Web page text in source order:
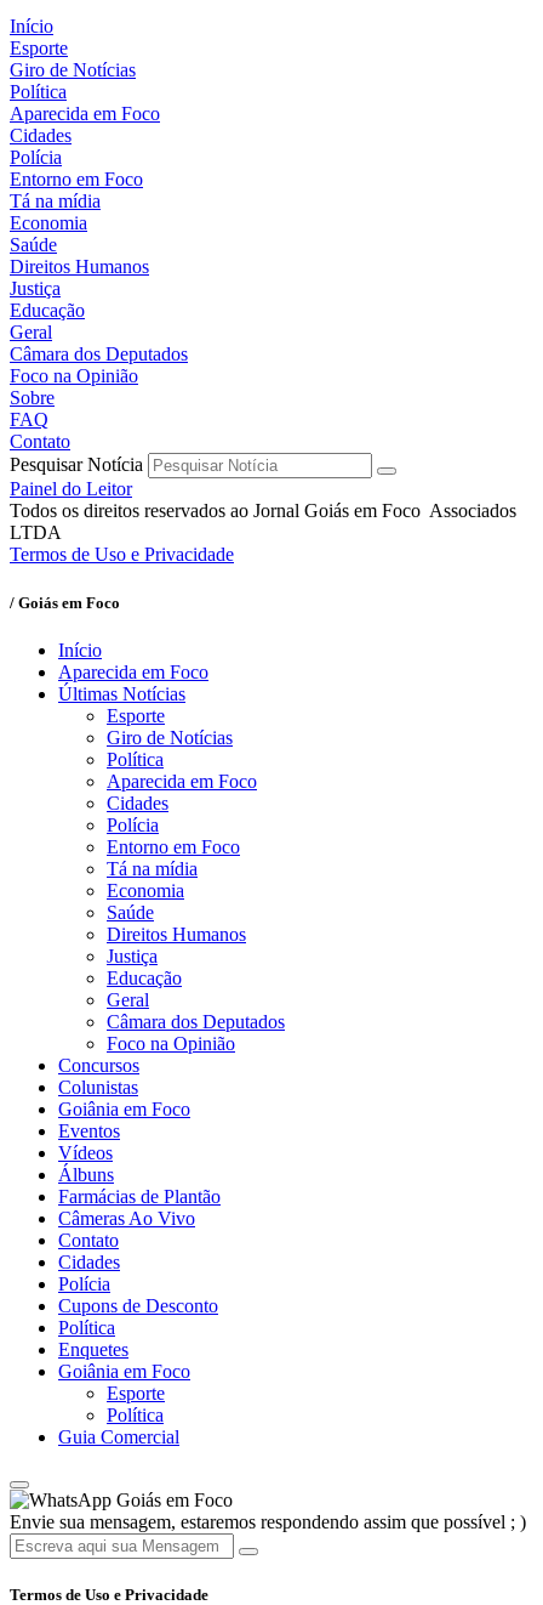
Início
Esporte
Giro de Notícias
Política
Aparecida em Foco
Cidades
Polícia
Entorno em Foco
Tá na mídia
Economia
Saúde
Direitos Humanos
Justiça
Educação
Geral
Câmara dos Deputados
Foco na Opinião
Sobre
FAQ
Contato
Pesquisar Notícia
Painel do Leitor
Todos os direitos reservados ao Jornal Goiás em Foco Associados
LTDA
Termos de Uso e Privacidade
/ Goiás em Foco
Início
Aparecida em Foco
Últimas Notícias
Esporte
Giro de Notícias
Política
Aparecida em Foco
Cidades
Polícia
Entorno em Foco
Tá na mídia
Economia
Saúde
Direitos Humanos
Justiça
Educação
Geral
Câmara dos Deputados
Foco na Opinião
Concursos
Colunistas
Goiânia em Foco
Eventos
Vídeos
Álbuns
Farmácias de Plantão
Câmeras Ao Vivo
Contato
Cidades
Polícia
Cupons de Desconto
Política
Enquetes
Goiânia em Foco
Esporte
Política
Guia Comercial
Goiás em Foco
Envie sua mensagem, estaremos respondendo assim que possível ; )
Termos de Uso e Privacidade